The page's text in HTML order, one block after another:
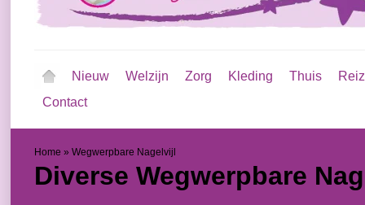
Nieuw Welzijn Zorg Kleding Thuis
Contact
Home » Wegwerpbare Nagelvijl
Diverse Wegwerpbare